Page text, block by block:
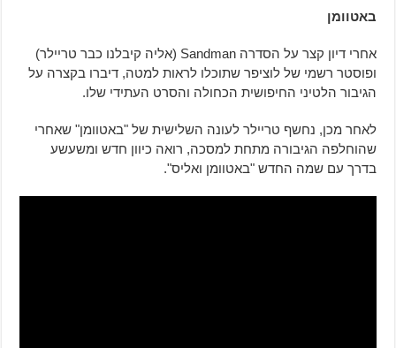
באטוומן
אחרי דיון קצר על הסדרה Sandman (אליה קיבלנו כבר טריילר)
ופוסטר רשמי של לוציפר שתוכלו לראות למטה, דיברו בקצרה על
הגיבור הלטיני החיפושית הכחולה והסרט העתידי שלו.
לאחר מכן, נחשף טריילר לעונה השלישית של "באטוומן" שאחרי
שהוחלפה הגיבורה מתחת למסכה, רואה כיוון חדש ומשעשע
בדרך עם שמה החדש "באטוומן ואליס".